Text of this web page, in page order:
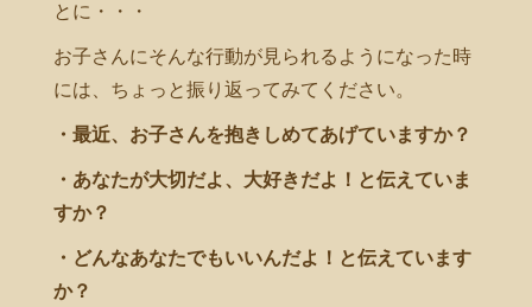
とに・・・
お子さんにそんな行動が見られるようになった時
には、ちょっと振り返ってみてください。
・最近、お子さんを抱きしめてあげていますか？
・あなたが大切だよ、大好きだよ！と伝えていま
すか？
・どんなあなたでもいいんだよ！と伝えています
か？